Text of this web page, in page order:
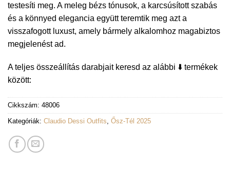
testesíti meg. A meleg bézs tónusok, a karcsúsított szabás
és a könnyed elegancia együtt teremtik meg azt a
visszafogott luxust, amely bármely alkalomhoz magabiztos
megjelenést ad.
A teljes összeállítás darabjait keresd az alábbi ⬇️ termékek
között:
Cikkszám: 48006
Kategóriák: Claudio Dessi Outfits, Ősz-Tél 2025